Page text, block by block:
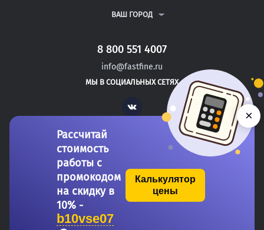
ПОЛИТИКА КОНФИДЕНЦИАЛЬНОСТИ
КОНТАКТЫ
ВАШ ГОРОД
САНКТ-ПЕТЕРБУРГ
ЗЛАТОУСТ
КАМЫШИН
8 800 551 4007
info@fastfine.ru
МЫ В СОЦИАЛЬНЫХ СЕТЯХ
Vk
Copyright 2011-2026 FastFine.ru
Рассчитай
стоимость
работы с
промокодом
на скидку в
10% -
b10vse07
Калькулятор
цены
×